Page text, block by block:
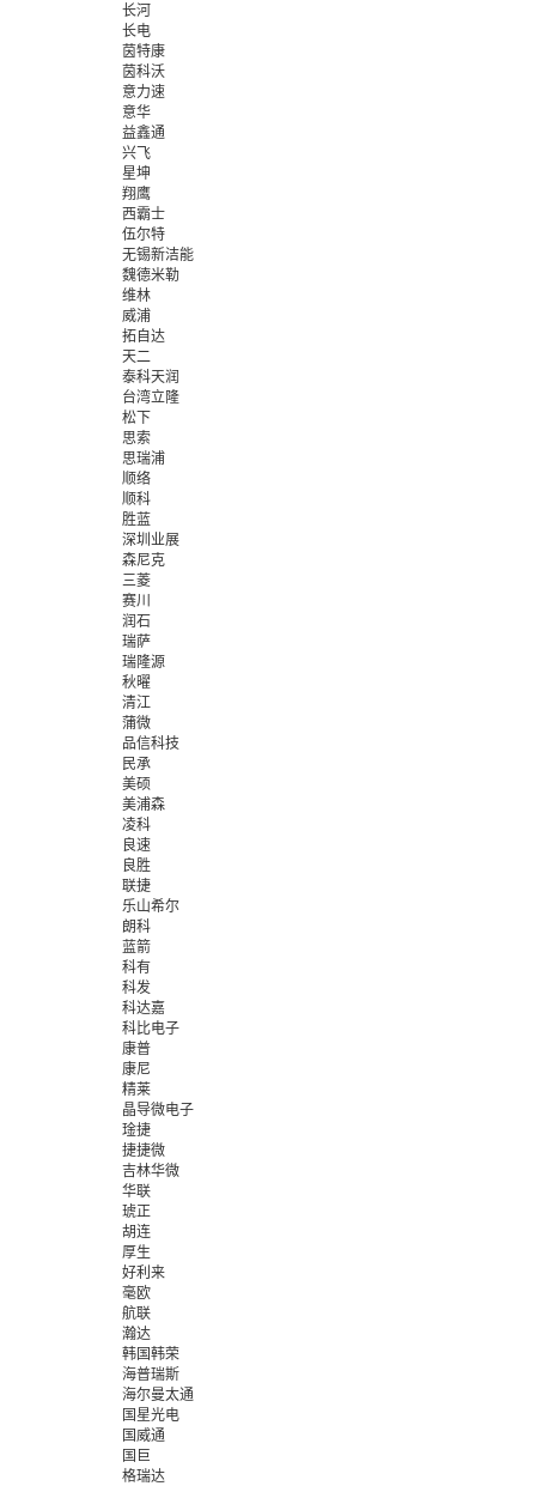
长河
长电
茵特康
茵科沃
意力速
意华
益鑫通
兴飞
星坤
翔鹰
西霸士
伍尔特
无锡新洁能
魏德米勒
维林
威浦
拓自达
天二
泰科天润
台湾立隆
松下
思索
思瑞浦
顺络
顺科
胜蓝
深圳业展
森尼克
三菱
赛川
润石
瑞萨
瑞隆源
秋曜
清江
蒲微
品信科技
民承
美硕
美浦森
凌科
良速
良胜
联捷
乐山希尔
朗科
蓝箭
科有
科发
科达嘉
科比电子
康普
康尼
精莱
晶导微电子
琻捷
捷捷微
吉林华微
华联
琥正
胡连
厚生
好利来
毫欧
航联
瀚达
韩国韩荣
海普瑞斯
海尔曼太通
国星光电
国威通
国巨
格瑞达